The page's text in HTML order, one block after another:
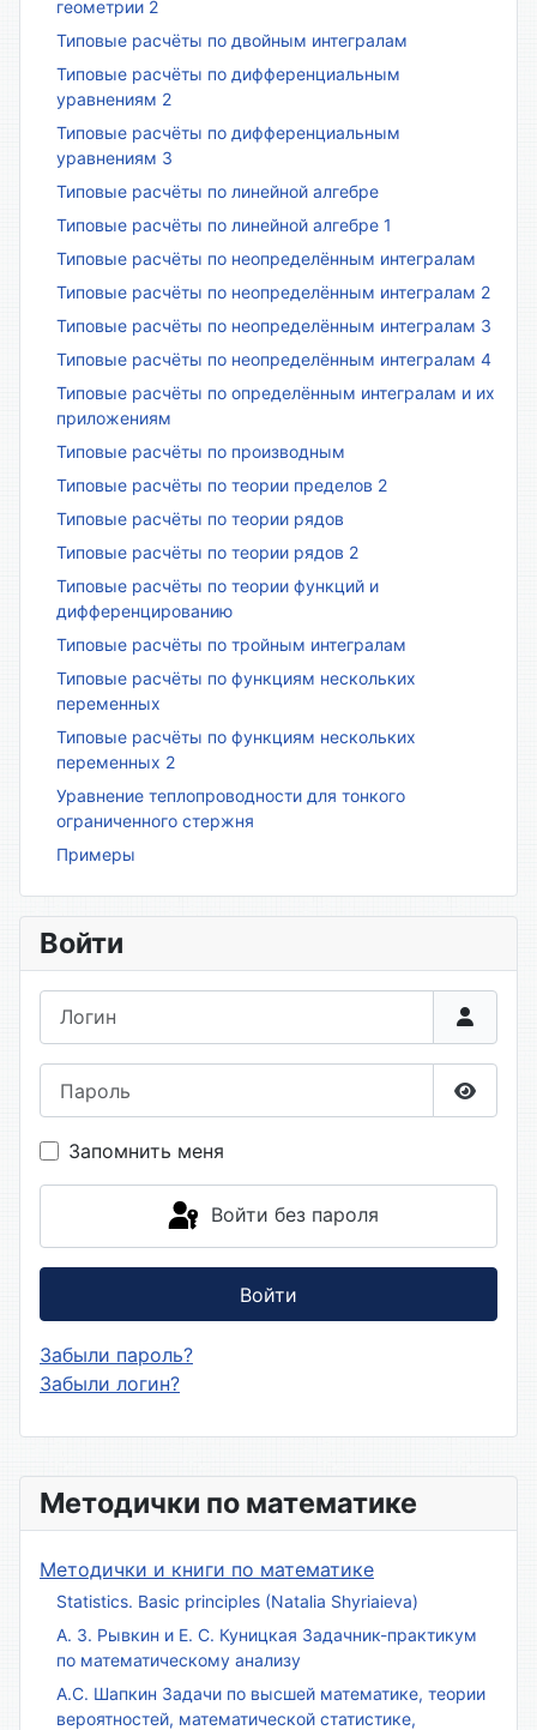
Методички по математике
Методички и книги по математике
Statistics. Basic principles (Natalia Shyriaieva)
А. З. Рывкин и Е. С. Куницкая Задачник-практикум
по математическому анализу
А.С. Шапкин Задачи по высшей математике, теории
вероятностей, математической статистике,
геометрии 2
Типовые расчёты по двойным интегралам
Типовые расчёты по дифференциальным
уравнениям 2
Типовые расчёты по дифференциальным
уравнениям 3
Типовые расчёты по линейной алгебре
Типовые расчёты по линейной алгебре 1
Типовые расчёты по неопределённым интегралам
Типовые расчёты по неопределённым интегралам 2
Типовые расчёты по неопределённым интегралам 3
Типовые расчёты по неопределённым интегралам 4
Типовые расчёты по определённым интегралам и их
приложениям
Типовые расчёты по производным
Типовые расчёты по теории пределов 2
Типовые расчёты по теории рядов
Типовые расчёты по теории рядов 2
Типовые расчёты по теории функций и
дифференцированию
Типовые расчёты по тройным интегралам
Типовые расчёты по функциям нескольких
переменных
Типовые расчёты по функциям нескольких
переменных 2
Уравнение теплопроводности для тонкого
ограниченного стержня
Примеры
Войти
Запомнить меня
Войти без пароля
Войти
Забыли пароль?
Забыли логин?